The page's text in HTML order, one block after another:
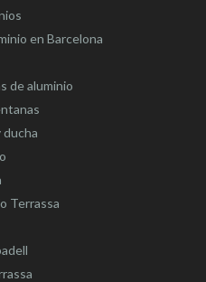
en Barcelona
de aluminio
ducha
Terrassa